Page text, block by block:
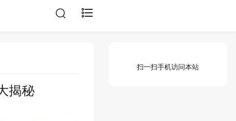
揭秘
扫一扫手机访问本站